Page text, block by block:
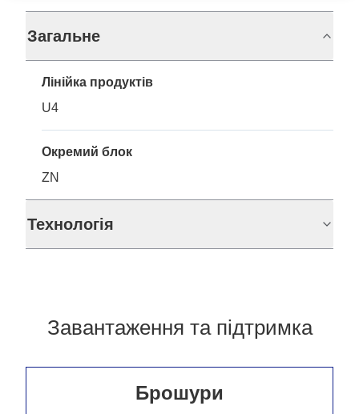
Загальне
Лінійка продуктів
U4
Окремий блок
ZN
Технологія
Завантаження та підтримка
Брошури